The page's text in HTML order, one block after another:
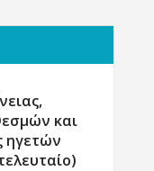
και
ηγετών